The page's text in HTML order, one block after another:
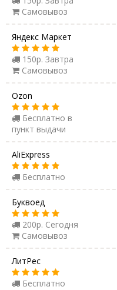
Самовывоз
Яндекс Маркет
150р. Завтра
Самовывоз
Ozon
Бесплатно в
пункт выдачи
AliExpress
Бесплатно
Буквоед
200р. Сегодня
Самовывоз
ЛитРес
Бесплатно